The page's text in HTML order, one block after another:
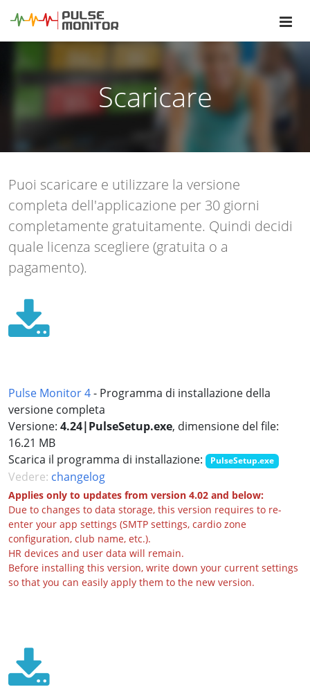
Scaricare
Puoi scaricare e utilizzare la versione
completa dell'applicazione per 30 giorni
completamente gratuitamente. Quindi decidi
quale licenza scegliere (gratuita o a
pagamento).
Pulse Monitor 4- Programma di installazione della
versione completa
Versione: 4.24|PulseSetup.exe, dimensione del file:
16.21 MB
Scarica il programma di installazione:
PulseSetup.exe
Vedere: changelog
Applies only to updates from version 4.02 and below:
Due to changes to data storage, this version requires to re-
enter your app settings (SMTP settings, cardio zone
configuration, club name, etc.).
HR devices and user data will remain.
Before installing this version, write down your current settings
so that you can easily apply them to the new version.